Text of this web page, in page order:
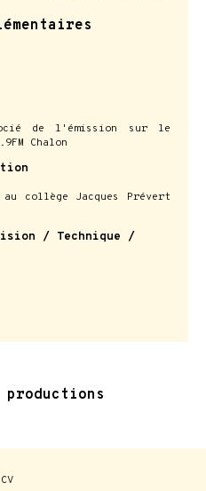
de l'émission sur le
Chalon
collège Jacques Prévert
/ Technique /
productions
CV